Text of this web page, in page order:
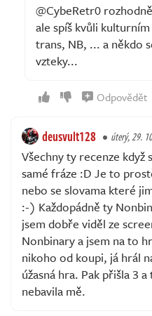
@CybeRetr0
ale spíš kvůli
trans, NB, ... a někdo
vzteky...
Odpovědět
deusvult128 úterý, 29.
Všechny ty recenze
samé fráze :D Je to
nebo se slovama které
:-) Každopádně ty
jsem dobře viděl ze
Nonbinary a jsem na to
nikoho od koupi, já hrál
úžasná hra. Pak přišla 3
nebavila mě.